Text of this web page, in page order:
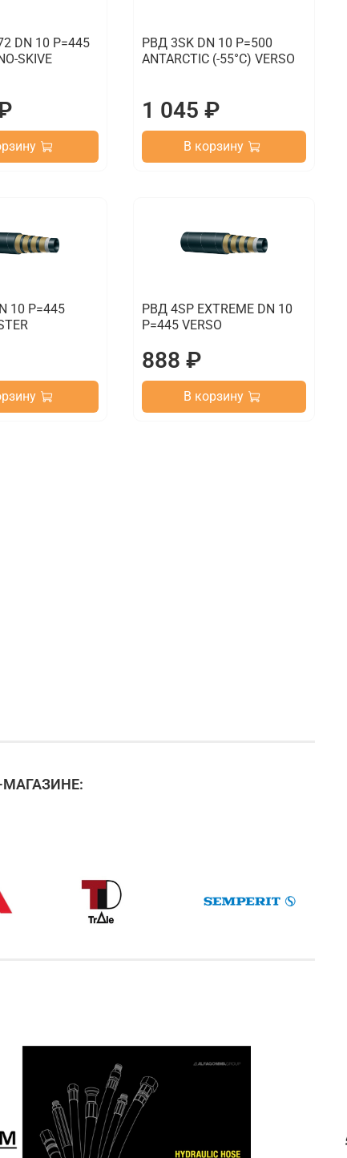
DN 10 P=445
SKIVE
РВД 3SK DN 10 P=500
ANTARCTIC (-55°C) VERSO
1 045 ₽
В корзину
10 P=445
РВД 4SP EXTREME DN 10
P=445 VERSO
888 ₽
В корзину